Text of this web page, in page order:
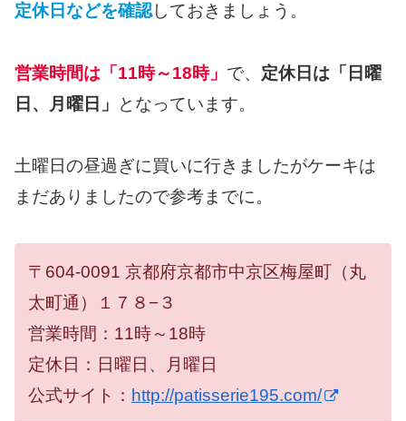
定休日などを確認しておきましょう。
営業時間は「11時～18時」 で、 定休日は「日曜
日、月曜日」
となっています。
土曜日の昼過ぎに買いに行きましたがケーキは
まだありましたので参考までに。
〒604-0091 京都府京都市中京区梅屋町（丸
太町通）１７８−３
営業時間：11時～18時
定休日：日曜日、月曜日
公式サイト： http://patisserie195.com/